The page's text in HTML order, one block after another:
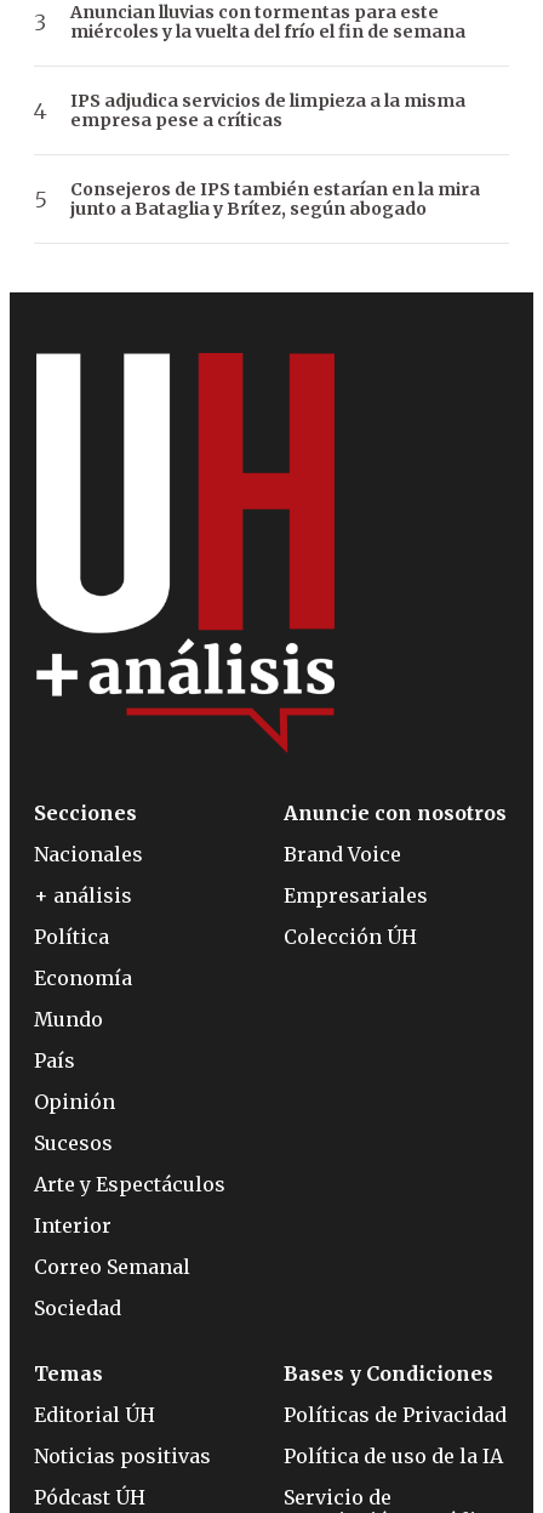
Anuncian lluvias con tormentas para este
miércoles y la vuelta del frío el fin de semana
IPS adjudica servicios de limpieza a la misma
empresa pese a críticas
Consejeros de IPS también estarían en la mira
junto a Bataglia y Brítez, según abogado
Secciones
Nacionales
+ análisis
Política
Economía
Mundo
País
Opinión
Sucesos
Arte y Espectáculos
Interior
Correo Semanal
Sociedad
Anuncie con nosotros
Brand Voice
Empresariales
Colección ÚH
Temas
Editorial ÚH
Noticias positivas
Pódcast ÚH
Bases y Condiciones
Políticas de Privacidad
Política de uso de la IA
Servicio de